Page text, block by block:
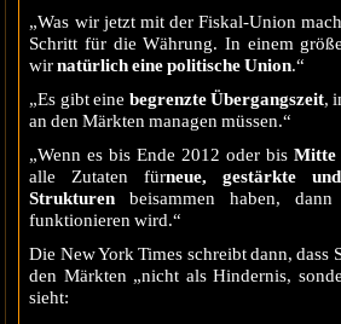
„Was wir jetzt mit der Fiskal-Union
Schritt für die Währung. In einem
wirnatürlich eine politische Union.“
„Es gibt eine begrenzte Übergangszeit,
an den Märkten managen müssen.“
„Wenn es bis Ende 2012 oder bis Mitte
alle Zutaten fürneue, gestärkte
Strukturen beisammen haben,
funktionieren wird.“
Die New York Times schreibt dann, dass
den Märkten „nicht als Hindernis,
sieht: